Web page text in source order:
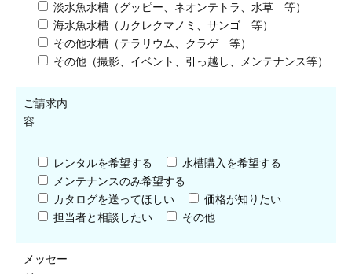
淡水魚水槽（グッピー、ネオンテトラ、水草 等）
海水魚水槽（カクレクマノミ、サンゴ 等）
その他水槽（テラリウム、クラゲ 等）
その他（撮影、イベント、引っ越し、メンテナンス等）
ご請求内
容
レンタルを希望する
水槽購入を希望する
メンテナンスのみ希望する
カタログを送ってほしい
価格が知りたい
担当者と相談したい
その他
メッセー